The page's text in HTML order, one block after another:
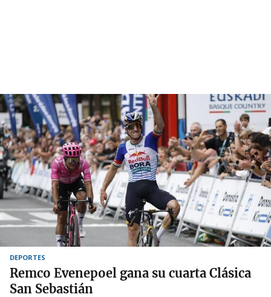
DEPORTES
Remco Evenepoel gana su cuarta Clásica
San Sebastián